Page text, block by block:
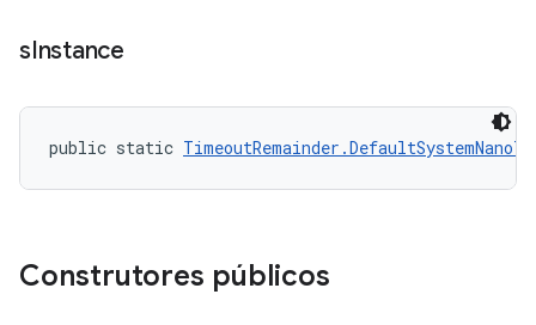
sInstance
public static
Construtores públicos